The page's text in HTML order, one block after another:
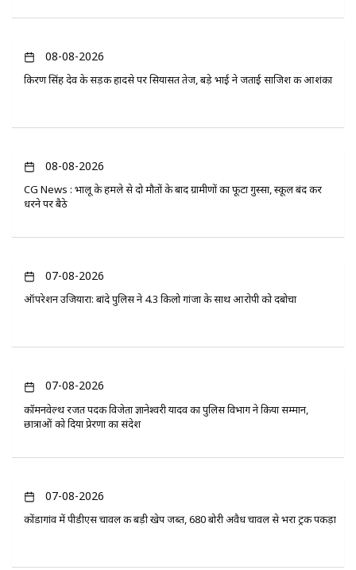
08-08-2026
किरण सिंह देव के सड़क हादसे पर सियासत तेज, बड़े भाई ने जताई साजिश की आशंका
08-08-2026
CG News : भालू के हमले से दो मौतों के बाद ग्रामीणों का फूटा गुस्सा, स्कूल बंद कर
धरने पर बैठे
07-08-2026
ऑपरेशन उजियारा: बांदे पुलिस ने 4.3 किलो गांजा के साथ आरोपी को दबोचा
07-08-2026
कॉमनवेल्थ रजत पदक विजेता ज्ञानेश्वरी यादव का पुलिस विभाग ने किया सम्मान,
छात्राओं को दिया प्रेरणा का संदेश
07-08-2026
कोंडागांव में पीडीएस चावल की बड़ी खेप जब्त, 680 बोरी अवैध चावल से भरा ट्रक पकड़ा